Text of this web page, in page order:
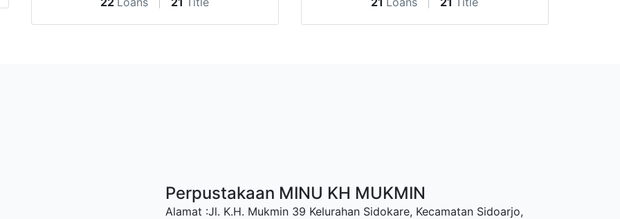
Perpustakaan MINU KH MUKMIN
Alamat :Jl. K.H. Mukmin 39 Kelurahan Sidokare, Kecamatan Sidoarjo,